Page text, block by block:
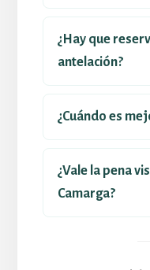
¿Hay que
antelación?
¿Cuándo es
¿Vale la pena
Camarga?